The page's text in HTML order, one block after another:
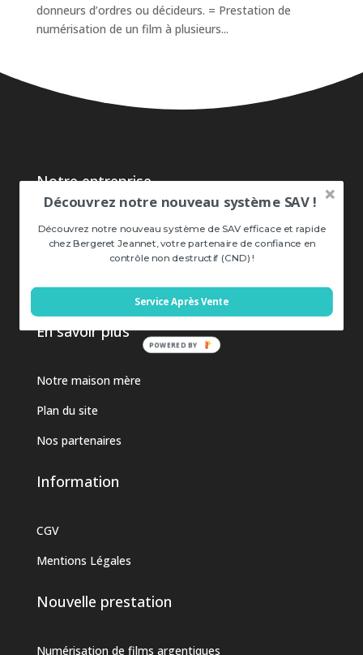
donneurs d’ordres ou décideurs. = Prestation de
numérisation de un film à plusieurs...
Notre entreprise
Qui sommes-nous ?
Nos implantations
Historique
En savoir plus
Notre maison mère
Plan du site
Nos partenaires
Information
CGV
Mentions Légales
Nouvelle prestation
Numérisation de films argentiques
Découvrez notre nouveau système SAV !
Découvrez notre nouveau système de SAV efficace et rapide
chez Bergeret Jeannet, votre partenaire de confiance en
contrôle non destructif (CND) !
Service Après Vente
POWERED BY